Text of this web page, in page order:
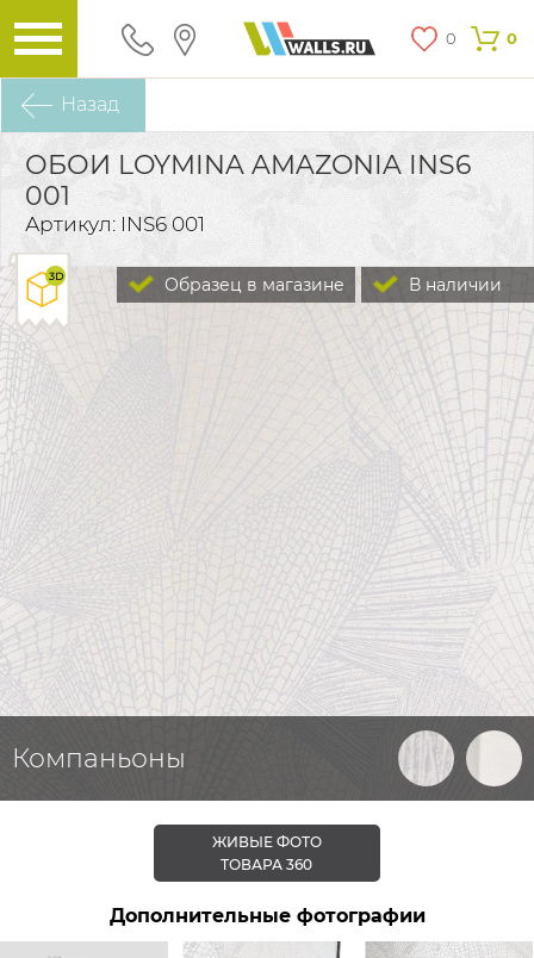
0 0
Назад
ОБОИ LOYMINA AMAZONIA INS6
001
Артикул: INS6 001
В наличии
Образец в магазине
Компаньоны
ЖИВЫЕ ФОТО
ТОВАРА 360
Дополнительные фотографии